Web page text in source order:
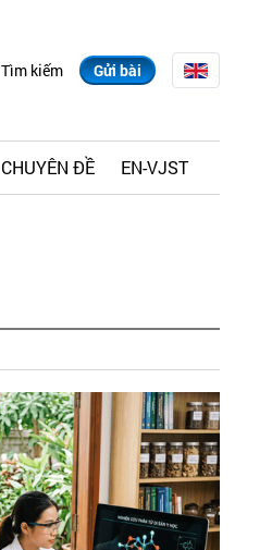
Tìm kiếm Gửi bài
CHUYÊN ĐỀ EN-VJST